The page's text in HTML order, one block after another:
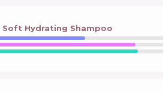
Hydrating Shampoo